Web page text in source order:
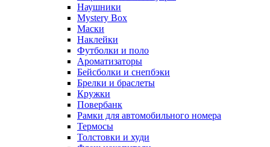
Наушники
Mystery Box
Маски
Наклейки
Футболки и поло
Ароматизаторы
Бейсболки и снепбэки
Брелки и браслеты
Кружки
Повербанк
Рамки для автомобильного номера
Термосы
Толстовки и худи